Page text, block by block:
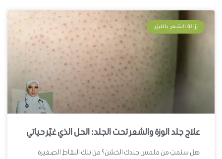
إزالة الشعر بالليزر
علاج جلد الوزة والشعر تحت الجلد: الحل الذي غيّر حياتي
هل سئمتِ من ملمس جلدك الخشن؟ من تلك النقاط الصغيرة